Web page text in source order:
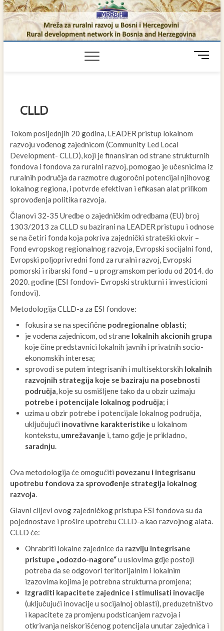
Skip
to
content
M
n
CLLD
Tokom posljednjih 20 godina, LEADER pristup lokalnom
razvoju vođenog zajednicom (Community Led Local
Development- CLLD), koji je finansiran od strane strukturnih
fondova i fondova za ruralni razvoj, pomogao je učesnicima iz
ruralnih područja da razmotre dugoročni potencijal njihovog
lokalnog regiona, i potvrde efektivan i efikasan alat prilikom
sprovođenja politika razvoja.
Članovi 32-35 Uredbe o zajedničkim odredbama (EU) broj
1303/2013 za CLLD su bazirani na LEADER pristupu i odnose
se na četiri fonda koja pokriva zajednički strateški okvir –
Fond evropskog regionalnog razvoja, Evropski socijalni fond,
Evropski poljoprivredni fond za ruralni razvoj, Evropski
pomorski i ribarski fond – u programskom periodu od 2014. do
2020. godine (ESI fondovi- Evropski strukturni i investicioni
fondovi).
Metodologija CLLD-a za ESI fondove:
fokusira se na specifične podregionalne oblasti;
je vođena zajednicom, od strane lokalnih akcionih grupa
koje čine predstavnici lokalnih javnih i privatnih socio-
ekonomskih interesa;
sprovodi se putem integrisanih i multisektorskih lokalnih
razvojnih strategija koje se baziraju na posebnosti
područja, koje su osmišljene tako da u obzir uzimaju
potrebe i potencijale lokalnog područja; i
uzima u obzir potrebe i potencijale lokalnog područja,
uključujući inovativne karakteristike u lokalnom
kontekstu, umrežavanje i, tamo gdje je prikladno,
saradnju.
Ova metodologija će omogućiti povezanu i integrisanu
upotrebu fondova za sprovođenje strategija lokalnog
razvoja.
Glavni ciljevi ovog zajedničkog pristupa ESI fondova su da
pojednostave i prošire upotrebu CLLD-a kao razvojnog alata.
CLLD će:
Ohrabriti lokalne zajednice da razviju integrisane
pristupe „odozdo-nagore“u uslovima gdje postoji
potreba da se odgovori teritorijalnim i lokalnim
izazovima kojima je potrebna strukturna promjena;
Izgraditi kapacitete zajednice i stimulisati inovacije
(uključujući inovacije u socijalnoj oblasti), preduzetništvo
i kapacitete za promjenu podsticanjem razvoja i
otkrivanja neiskorišćenog potencijala unutar zajednica i